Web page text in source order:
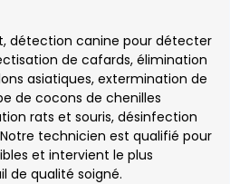
détection canine pour détecter
de cafards, élimination
asiatiques, extermination de
de cocons de chenilles
rats et souris, désinfection
technicien est qualifié pour
et intervient le plus
de qualité soigné.